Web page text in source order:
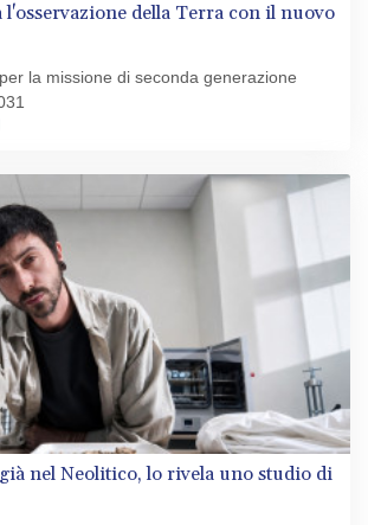
della Terra con il nuovo
la missione di seconda generazione
nel Neolitico, lo rivela uno studio di